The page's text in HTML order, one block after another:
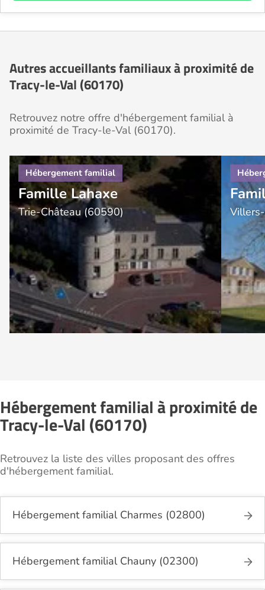
Autres accueillants familiaux à proximité de
Tracy-le-Val (60170)
Retrouvez notre offre d'hébergement familial à
proximité de Tracy-le-Val (60170).
Famille Lahaxe
Trie-Château (60590)
Hébergement familial à proximité de
Tracy-le-Val (60170)
Retrouvez la liste des villes proposant des offres
d'hébergement familial.
Hébergement familial Charmes (02800)
Hébergement familial Chauny (02300)